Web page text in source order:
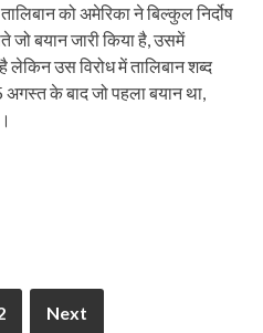
को अमेरिका ने बिल्कुल निर्दोष
जो बयान जारी किया है, उसमें
लेकिन उस विरोध में तालिबान शब्द
के बाद जो पहला बयान था,
Next